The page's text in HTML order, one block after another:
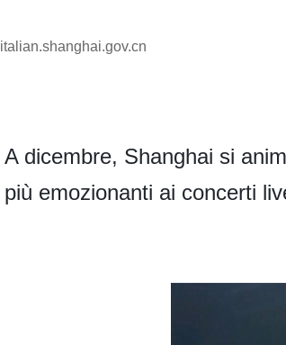
italian.shanghai.gov.cn
A dicembre, Shanghai si
più emozionanti ai concerti